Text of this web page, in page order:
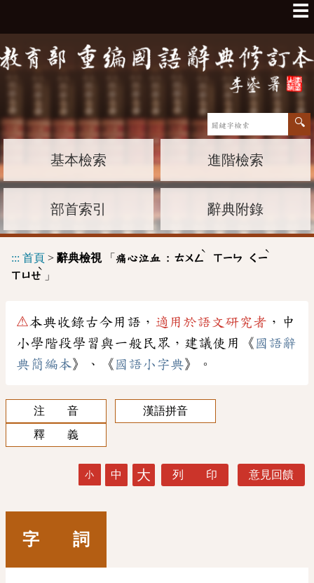
☰
基本檢索 進階檢索
部首索引 辭典附錄
::: 首頁 > 辭典檢視「 痛心泣血 : ㄊㄨㄥ
ˋ
ㄒㄧㄣ ㄑㄧ
ˋ
ㄒㄩㄝ
ˋ
」
⚠本典收錄古今用語， 適用於語文研究者 ，中
小學階段學習與一般民眾，建議使用《 國語辭
典簡編本》、《 國語小字典》。
注 音
漢語拼音
釋 義
小 中 大 列 印 意見回饋
字 詞